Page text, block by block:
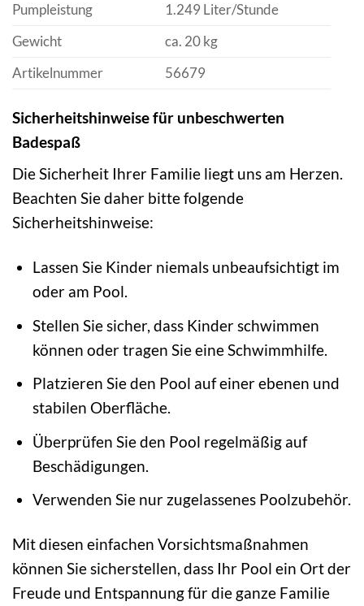
Pumpleistung
1.249 Liter/Stunde
Gewicht
ca. 20 kg
Artikelnummer
56679
Sicherheitshinweise für unbeschwerten
Badespaß
Die Sicherheit Ihrer Familie liegt uns am Herzen.
Beachten Sie daher bitte folgende
Sicherheitshinweise:
Lassen Sie Kinder niemals unbeaufsichtigt im
oder am Pool.
Stellen Sie sicher, dass Kinder schwimmen
können oder tragen Sie eine Schwimmhilfe.
Platzieren Sie den Pool auf einer ebenen und
stabilen Oberfläche.
Überprüfen Sie den Pool regelmäßig auf
Beschädigungen.
Verwenden Sie nur zugelassenes Poolzubehör.
Mit diesen einfachen Vorsichtsmaßnahmen
können Sie sicherstellen, dass Ihr Pool ein Ort der
Freude und Entspannung für die ganze Familie